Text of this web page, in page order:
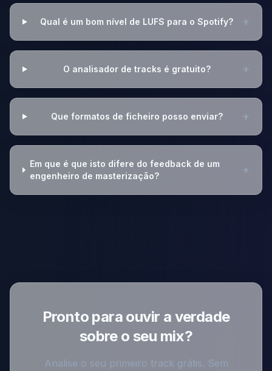
Qual é um bom nível de LUFS para o Spotify? +
O analisador de tracks é gratuito? +
Que formatos de ficheiro posso enviar? +
Em que é que isto difere do feedback de um
engenheiro de masterização?
+
Pronto para ouvir a verdade
sobre o seu mix?
Analise o seu primeiro track grátis. Sem